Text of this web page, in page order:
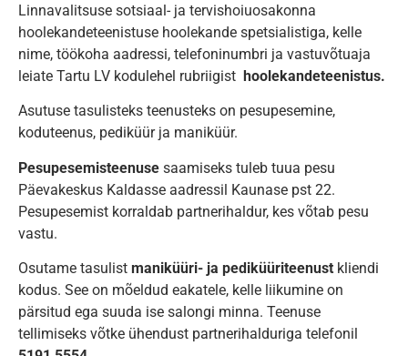
Linnavalitsuse sotsiaal- ja tervishoiuosakonna
hoolekandeteenistuse hoolekande spetsialistiga, kelle
nime, töökoha aadressi, telefoninumbri ja vastuvõtuaja
leiate Tartu LV kodulehel rubriigist hoolekandeteenistus.
Asutuse tasulisteks teenusteks on pesupesemine,
koduteenus, pediküür ja maniküür.
Pesupesemisteenuse saamiseks tuleb tuua pesu
Päevakeskus Kaldasse aadressil Kaunase pst 22.
Pesupesemist korraldab partnerihaldur, kes võtab pesu
vastu.
Osutame tasulist maniküüri- ja pediküüriteenust kliendi
kodus. See on mõeldud eakatele, kelle liikumine on
pärsitud ega suuda ise salongi minna. Teenuse
tellimiseks võtke ühendust partnerihalduriga telefonil